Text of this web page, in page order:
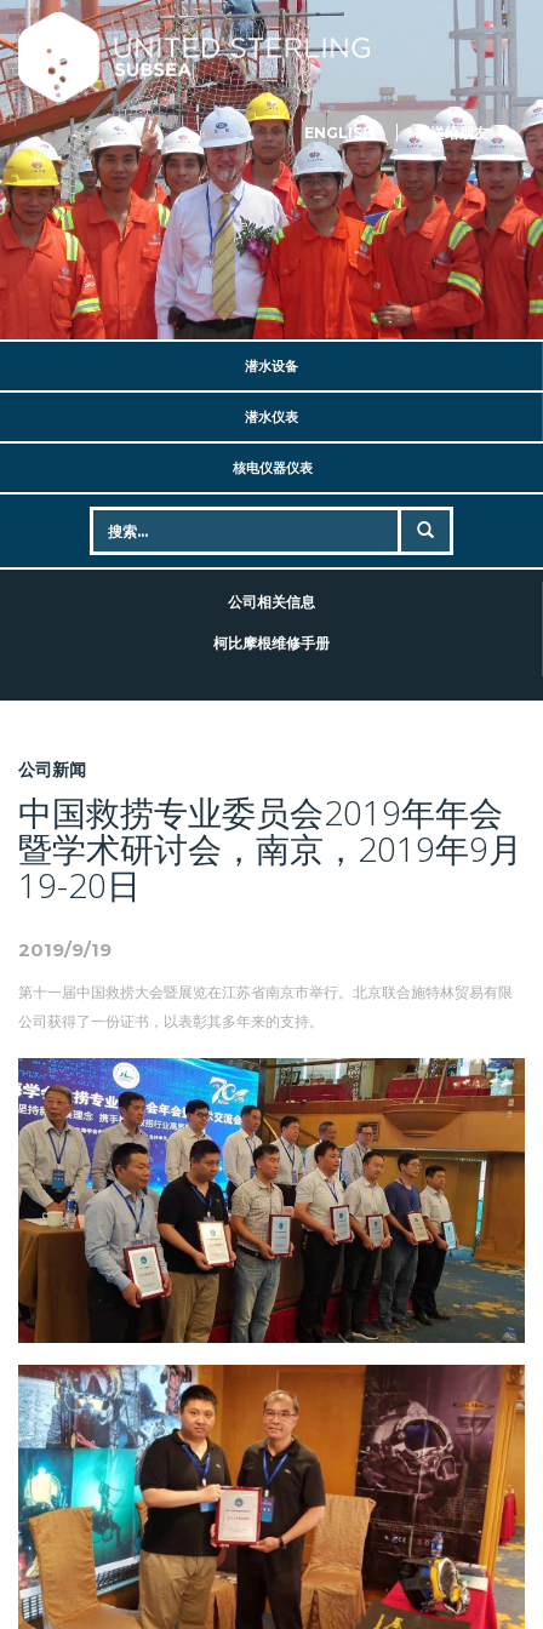
ENGLISH 发送给朋友
潜水设备
潜水仪表
核电仪器仪表
公司相关信息
柯比摩根维修手册
公司新闻
中国救捞专业委员会2019年年会
暨学术研讨会，南京，2019年9月
19-20日
2019/9/19
第十一届中国救捞大会暨展览在江苏省南京市举行。北京联合施特林贸易有限
公司获得了一份证书，以表彰其多年来的支持。